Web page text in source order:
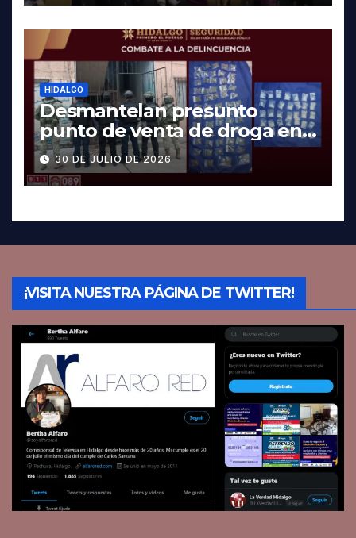
HIDALGO
Desmantelan presunto
punto de venta de droga en
Pachuca; hay dos detenidos
30 DE JULIO DE 2026
¡VISITA NUESTRA PÁGINA DE TWITTER!